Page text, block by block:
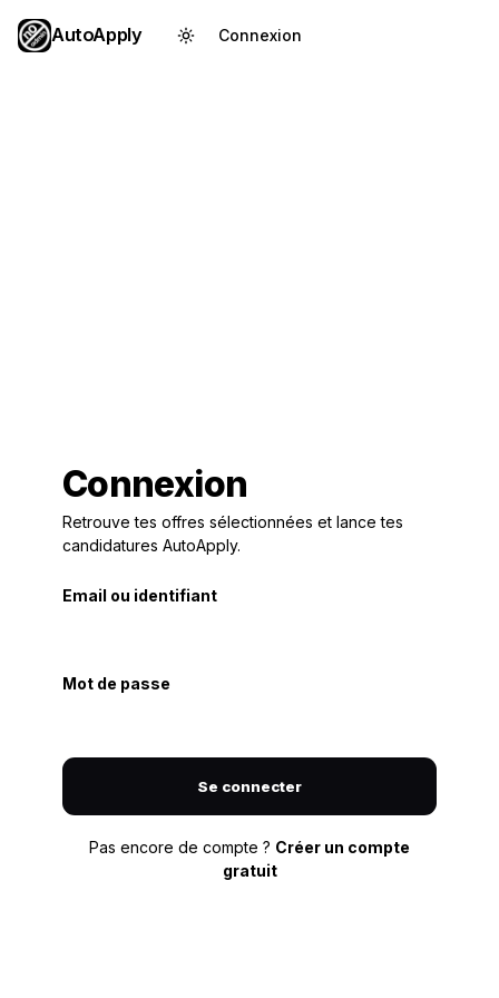
AutoApply Connexion
Connexion
Retrouve tes offres sélectionnées et lance tes
candidatures AutoApply.
Email ou identifiant
Mot de passe
Se connecter
Pas encore de compte ? Créer un compte
gratuit